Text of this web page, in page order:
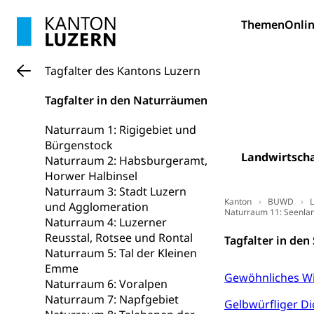
Themen
Tagfalter des Kantons Luzern
Tagfalter in den Naturräumen
Naturraum 1: Rigigebiet und
Bürgenstock
Naturraum 2: Habsburgeramt,
Horwer Halbinsel
Naturraum 3: Stadt Luzern
und Agglomeration
Naturraum 4: Luzerner
Reusstal, Rotsee und Rontal
Naturraum 5: Tal der Kleinen
Emme
Naturraum 6: Voralpen
Naturraum 7: Napfgebiet
Kanton BUWD
Naturraum 11:
Tagfalter in den
Gewöhnliches
Gelbwürfliger
Schiene und
Autoverkehr,
zentras
Geburt, Heirat,